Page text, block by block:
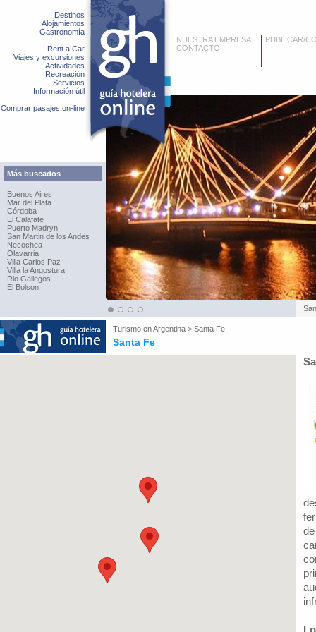
Destinos
Alojamientos
Gastronomía
Rent a Car
Viajes y excursiones
Actividades
Recreación
Servicios
Información útil
Comprar pasajes on-line
Más buscados
Buenos Aires
Mar del Plata
Córdoba
El Calafate
Puerto Madryn
San Martin de los Andes
Necochea
Olavarria
Villa Carlos Paz
Villa la Angostura
Rio Gallegos
El Bolson
NUESTRA EMPRESA
CONTACTO
PUBLICAR/
Turismo enArgentina > Santa Fe
Santa Fe